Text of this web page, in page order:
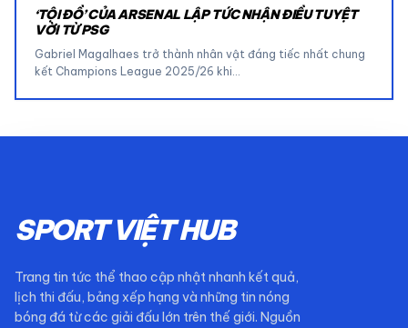
‘TỘI ĐỒ’ CỦA ARSENAL LẬP TỨC NHẬN ĐIỀU TUYỆT
VỜI TỪ PSG
Gabriel Magalhaes trở thành nhân vật đáng tiếc nhất chung
kết Champions League 2025/26 khi…
SPORT VIỆT HUB
Trang tin tức thể thao cập nhật nhanh kết quả,
lịch thi đấu, bảng xếp hạng và những tin nóng
bóng đá từ các giải đấu lớn trên thế giới. Nguồn